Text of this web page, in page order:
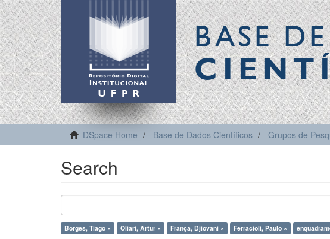
BASE
DSpace Home Base de Dados Científicos Grupos de
Search
Borges, Tiago × Oliari, Artur × França, Djiovani × Ferracioli, Paulo ×